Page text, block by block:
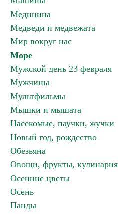
Медицина
Медведи и медвежата
Мир вокруг нас
Море
Мужской день 23 февраля
Мужчины
Мультфильмы
Мышки и мышата
Насекомые, паучки, жучки
Новый год, рождество
Обезьяна
Овощи, фрукты, кулинария
Осенние цветы
Осень
Панды